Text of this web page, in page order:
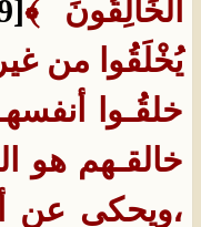
الْخَالِقُونَ ﴾[9]
يُخْلَقُوا من
خلقُـوا
خالقـهم هو
،ويحكى عن